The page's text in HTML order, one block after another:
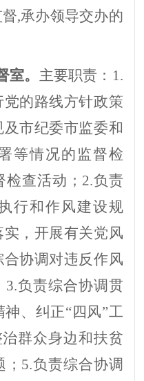
,承办领导交办的
室。 主要职责： 1.
的路线方针政策
及市纪委市监委和
等情况的监督检
检查活动 ； 2.负责
行和作风建设规
，开展有关党风
协调对违反作风
3.负责综合协调贯
神、纠正“四风”工
群众身边和扶贫
5.负责综合协调